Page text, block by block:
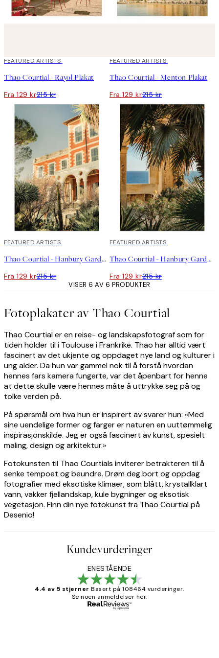
40%*
FEATURED ARTISTS
Thao Courtial - Rayol Plakat
Fra 129 kr215 kr
40%*
FEATURED ARTISTS
Thao Courtial - Menton Plakat
Fra 129 kr215 kr
40%*
FEATURED ARTISTS
Thao Courtial - Hanbury Garden No2 Plakat
Fra 129 kr215 kr
40%*
FEATURED ARTISTS
Thao Courtial - Hanbury Garden No1 Plakat
Fra 129 kr215 kr
VISER 6 AV 6 PRODUKTER
Fotoplakater av Thao Courtial
Thao Courtial er en reise- og landskapsfotograf som for
tiden holder til i Toulouse i Frankrike. Thao har alltid vært
fascinert av det ukjente og oppdaget nye land og kulturer i
ung alder. Da hun var gammel nok til å forstå hvordan
hennes fars kamera fungerte, var det åpenbart for henne
at dette skulle være hennes måte å uttrykke seg på og
tolke verden på.
På spørsmål om hva hun er inspirert av svarer hun: «Med
sine uendelige former og farger er naturen en uuttømmelig
inspirasjonskilde. Jeg er også fascinert av kunst, spesielt
maling, design og arkitektur.»
Fotokunsten til Thao Courtials inviterer betrakteren til å
senke tempoet og beundre. Drøm deg bort og oppdag
fotografier med eksotiske klimaer, som blått, krystallklart
vann, vakker fjellandskap, kule bygninger og eksotisk
vegetasjon. Finn din nye fotokunst fra Thao Courtial på
Desenio!
Kundevurderinger
ENESTÅENDE
4.4 av 5 stjerner Basert på 108464 vurderinger.
Se noen anmeldelser her.